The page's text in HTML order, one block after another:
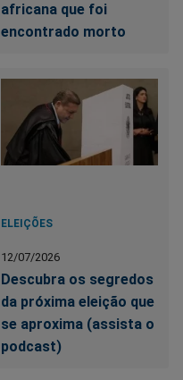
africana que foi
encontrado morto
ELEIÇÕES
12/07/2026
Descubra os segredos
da próxima eleição que
se aproxima (assista o
podcast)